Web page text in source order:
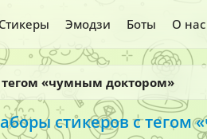
Стикеры Эмодзи Боты О нас
«чумным доктором»
стикеров с тегом